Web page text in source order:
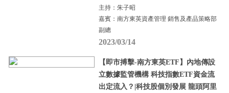
主持：朱子昭
嘉賓：南方東英資產管理 銷售及產品策略部
副總
2023/03/14
【即市搏擊-南方東英ETF】內地傳設
立數據監管機構 科技指數ETF資金流
出定流入？|科技股個別發展 龍頭阿里